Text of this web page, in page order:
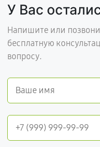
У Вас
Напишите или
бесплатную
вопросу.